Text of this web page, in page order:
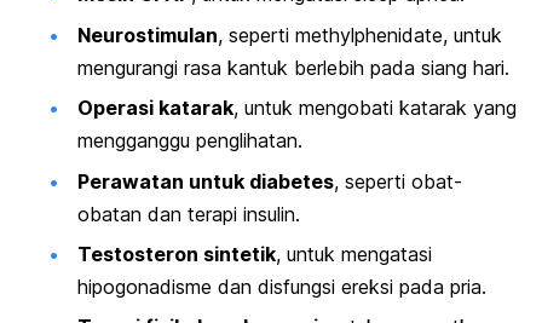
Neurostimulan, seperti methylphenidate, untuk
mengurangi rasa kantuk berlebih pada siang hari.
Operasi katarak, untuk mengobati katarak yang
mengganggu penglihatan.
Perawatan untuk diabetes, seperti obat-
obatan dan terapi insulin.
Testosteron sintetik, untuk mengatasi
hipogonadisme dan disfungsi ereksi pada pria.